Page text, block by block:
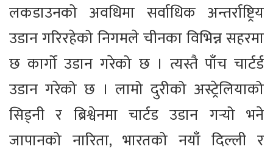
लकडाउनको अवधिमा सर्वाधिक अन्तर्राष्ट्रिय
उडान गरिरहेको निगमले चीनका विभिन्न सहरमा
छ कार्गो उडान गरेको छ । त्यस्तै पाँच चार्टर्ड
उडान गरेको छ । लामो दुरीको अस्ट्रेलियाको
सिड्नी र ब्रिश्वेनमा चार्टड उडान गर्‍यो भने
जापानको नारिता, भारतको नयाँ दिल्ली र